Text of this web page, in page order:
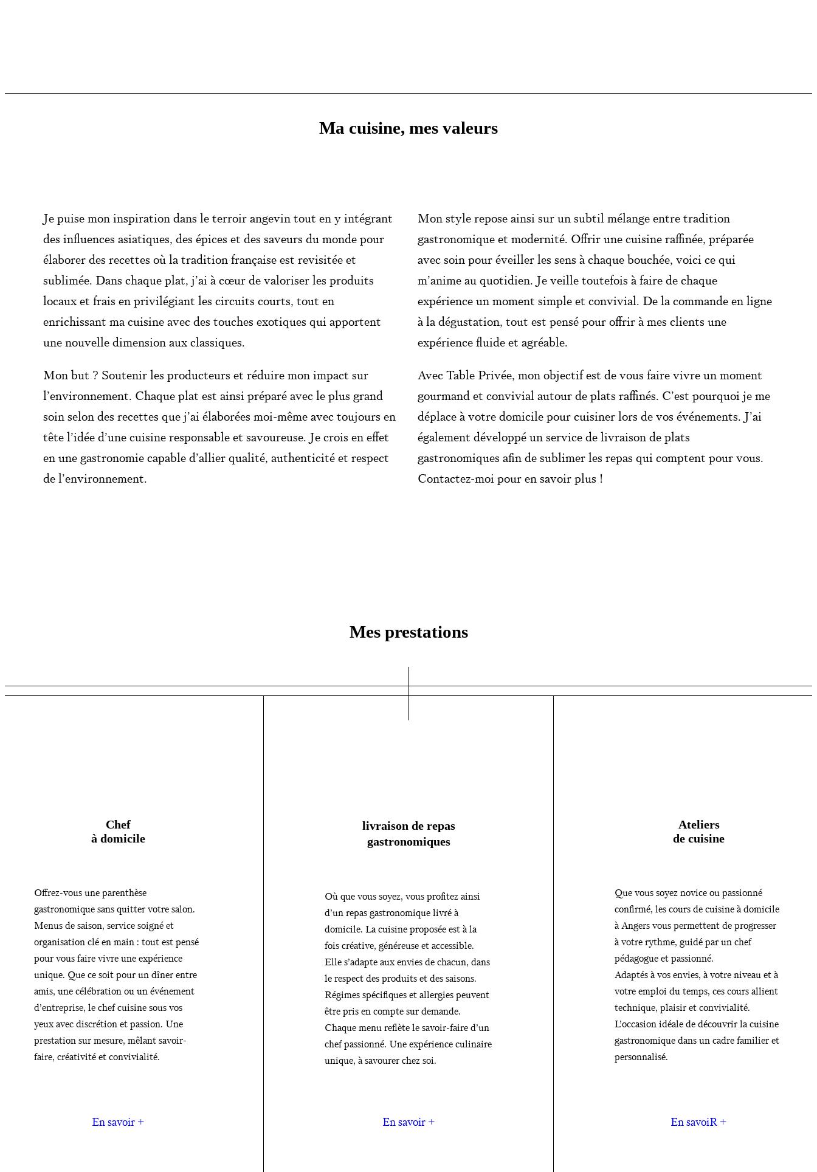
Ma cuisine, mes valeurs
Je puise mon inspiration dans le terroir angevin tout en y intégrant
des influences asiatiques, des épices et des saveurs du monde pour
élaborer des recettes où la tradition française est revisitée et
sublimée. Dans chaque plat, j’ai à cœur de valoriser les produits
locaux et frais en privilégiant les circuits courts, tout en
enrichissant ma cuisine avec des touches exotiques qui apportent
une nouvelle dimension aux classiques.
Mon but ? Soutenir les producteurs et réduire mon impact sur
l’environnement. Chaque plat est ainsi préparé avec le plus grand
soin selon des recettes que j’ai élaborées moi-même avec toujours en
tête l’idée d’une cuisine responsable et savoureuse. Je crois en effet
en une gastronomie capable d’allier qualité, authenticité et respect
de l’environnement.
Mon style repose ainsi sur un subtil mélange entre tradition
gastronomique et modernité. Offrir une cuisine raffinée, préparée
avec soin pour éveiller les sens à chaque bouchée, voici ce qui
m’anime au quotidien. Je veille toutefois à faire de chaque
expérience un moment simple et convivial. De la commande en ligne
à la dégustation, tout est pensé pour offrir à mes clients une
expérience fluide et agréable.
Avec Table Privée, mon objectif est de vous faire vivre un moment
gourmand et convivial autour de plats raffinés. C’est pourquoi je me
déplace à votre domicile pour cuisiner lors de vos événements. J’ai
également développé un service de livraison de plats
gastronomiques afin de sublimer les repas qui comptent pour vous.
Contactez-moi pour en savoir plus !
Mes prestations
Chef
à domicile
Offrez-vous une parenthèse
gastronomique sans quitter votre salon.
Menus de saison, service soigné et
organisation clé en main : tout est pensé
pour vous faire vivre une expérience
unique. Que ce soit pour un dîner entre
amis, une célébration ou un événement
d’entreprise, le chef cuisine sous vos
yeux avec discrétion et passion. Une
prestation sur mesure, mêlant savoir-
faire, créativité et convivialité.
En savoir +
livraison de repas
gastronomiques
Où que vous soyez, vous profitez ainsi
d’un repas gastronomique livré à
domicile. La cuisine proposée est à la
fois créative, généreuse et accessible.
Elle s’adapte aux envies de chacun, dans
le respect des produits et des saisons.
Régimes spécifiques et allergies peuvent
être pris en compte sur demande.
Chaque menu reflète le savoir-faire d’un
chef passionné. Une expérience culinaire
unique, à savourer chez soi.
En savoir +
Ateliers
de cuisine
Que vous soyez novice ou passionné
confirmé, les cours de cuisine à domicile
à Angers vous permettent de progresser
à votre rythme, guidé par un chef
pédagogue et passionné.
Adaptés à vos envies, à votre niveau et à
votre emploi du temps, ces cours allient
technique, plaisir et convivialité.
L’occasion idéale de découvrir la cuisine
gastronomique dans un cadre familier et
personnalisé.
En savoiR +
e
l
i
e
r
d
e
c
e
f
à
d
o
m
i
c
Contactez
-moi :
06 43 87
contact@t